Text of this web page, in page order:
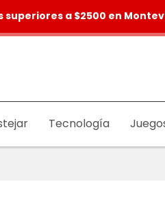
a $2500 en
Tecnología